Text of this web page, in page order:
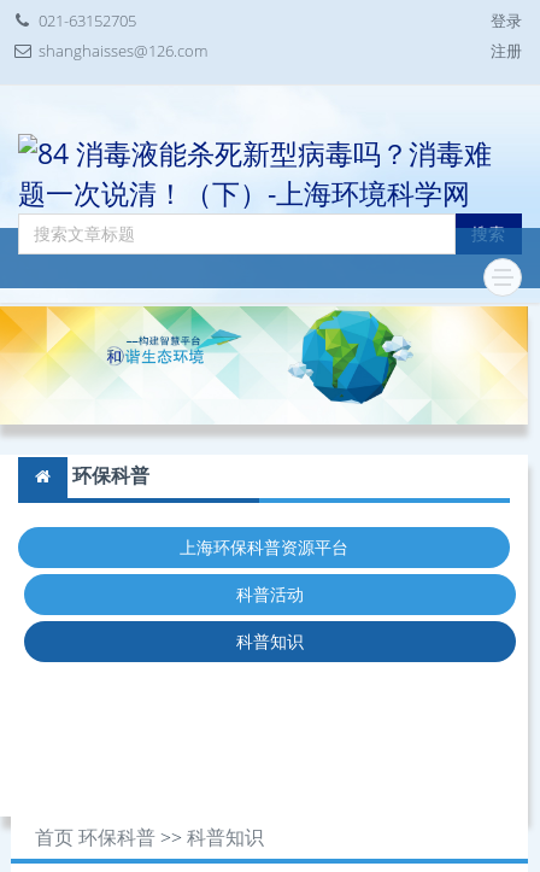
021-63152705
shanghaisses@126.com
登录
注册
搜索
环保科普
上海环保科普资源平台
科普活动
科普知识
首页 环保科普>> 科普知识